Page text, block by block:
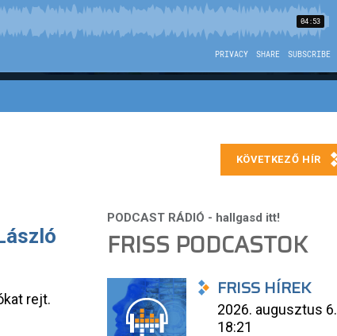
rejt.
FRISS PODCASTOK
FRISS HÍREK
2026. augusztus 6.
18:21